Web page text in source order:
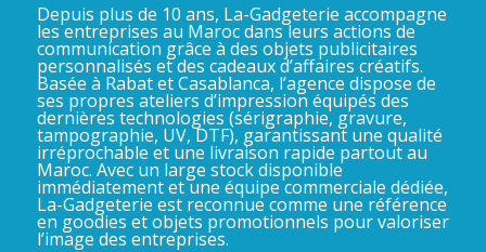
Depuis plus de 10 ans, La-Gadgeterie accompagne
les entreprises au Maroc dans leurs actions de
communication grâce à des objets publicitaires
personnalisés et des cadeaux d’affaires créatifs.
Basée à Rabat et Casablanca, l’agence dispose de
ses propres ateliers d’impression équipés des
dernières technologies (sérigraphie, gravure,
tampographie, UV, DTF), garantissant une qualité
irréprochable et une livraison rapide partout au
Maroc. Avec un large stock disponible
immédiatement et une équipe commerciale dédiée,
La-Gadgeterie est reconnue comme une référence
en goodies et objets promotionnels pour valoriser
l’image des entreprises.